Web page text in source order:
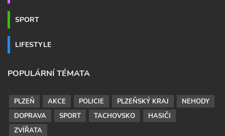
SPORT
LIFESTYLE
POPULÁRNÍ TÉMATA
PLZEŇ AKCE POLICIE PLZEŇSKÝ KRAJ
NEHODY
DOPRAVA
SPORT TACHOVSKO
HASIČI
ZVÍŘATA